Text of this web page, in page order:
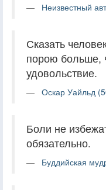
Неизвестный
Сказать
порою больше,
удовольствие.
Оскар Уайльд
Боли не
обязательно.
Буддийская